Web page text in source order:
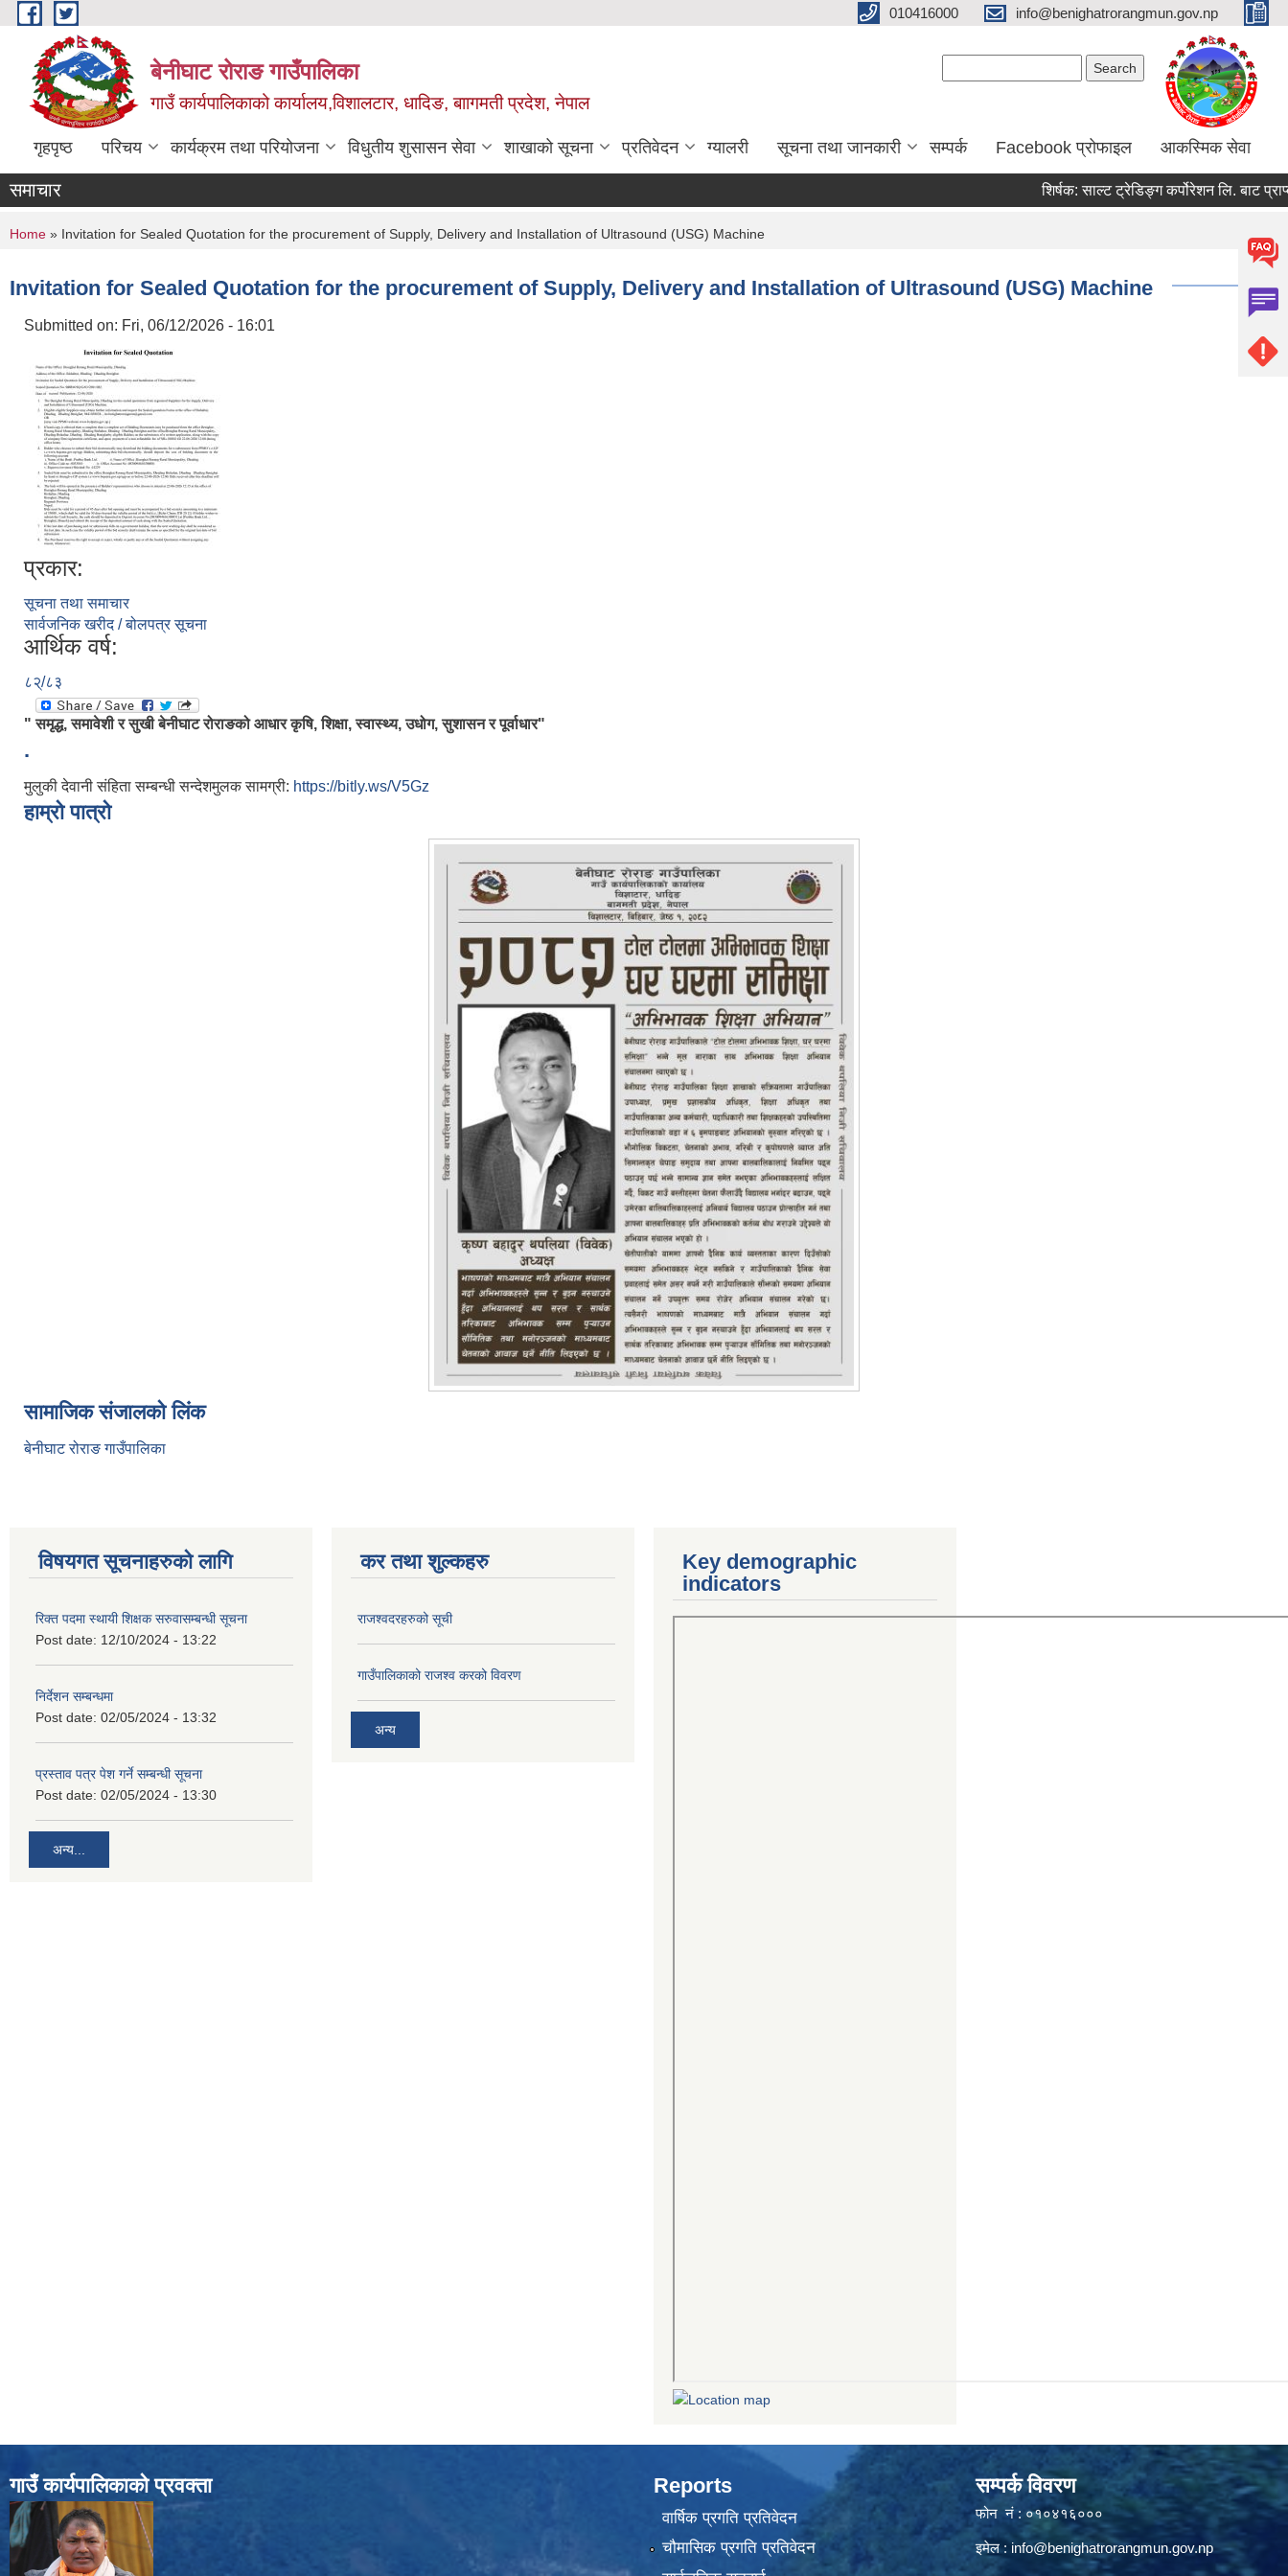
Skip to main content 010416000 info@benighatrorangmun.gov.np
बेनीघाट रोराङ गाउँपालिका
गाउँ कार्यपालिकाको कार्यालय,विशालटार, धादिङ, बाागमती प्रदेश, नेपाल
गृहपृष्ठ परिचय कार्यक्रम तथा परियोजना विधुतीय शुसासन सेवा शाखाको सूचना प्रतिवेदन ग्यालरी सूचना तथा जानकारी सम्पर्क Facebook प्रोफाइल आकस्मिक सेवा
समाचार शिर्षक:साल्ट ट्रेडिङ्ग कर्पोरेशन लि. बाट प्राप्त
You are here
Home » Invitation for Sealed Quotation for the procurement of Supply, Delivery and Installation of Ultrasound (USG) Machine
Invitation for Sealed Quotation for the procurement of Supply, Delivery and Installation of Ultrasound (USG) Machine
Submitted on: Fri, 06/12/2026 - 16:01
प्रकार:
सूचना तथा समाचार
सार्वजनिक खरीद / बोलपत्र सूचना
आर्थिक वर्ष:
८२्/८३
" समृद्ध, समावेशी र सुखी बेनीघाट रोराङको आधार कृषि, शिक्षा, स्वास्थ्य, उधोग, सुशासन र पूर्वाधार"
.
मुलुकी देवानी संहिता सम्बन्धी सन्देशमुलक सामग्री: https://bitly.ws/V5Gz
हाम्रो पात्रो
सामाजिक संजालको लिंक
बेनीघाट रोराङ गाउँपालिका
विषयगत सूचनाहरुको लागि
रिक्त पदमा स्थायी शिक्षक सरुवासम्बन्धी सूचना
Post date: 12/10/2024 - 13:22
निर्देशन सम्बन्धमा
Post date: 02/05/2024 - 13:32
प्रस्ताव पत्र पेश गर्ने सम्बन्धी सूचना
Post date: 02/05/2024 - 13:30
अन्य...
कर तथा शुल्कहरु
राजश्वदरहरुको सूची
गाउँपालिकाको राजश्व करको विवरण
अन्य
Key demographic
indicators
गाउँ कार्यपालिकाको प्रवक्ता Reports
वार्षिक प्रगति प्रतिवेदन
चौमासिक प्रगति प्रतिवेदन
सम्पर्क विवरण
फोन नं : ०१०४१६०००
इमेल : info@benighatrorangmun.gov.np